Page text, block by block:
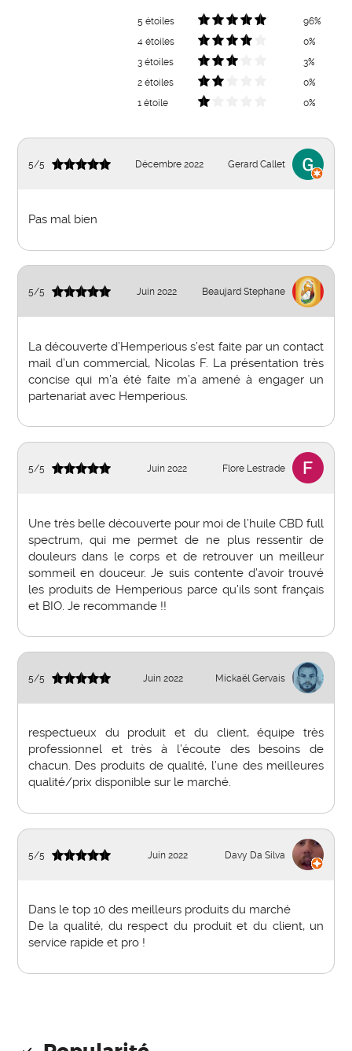
5 étoiles
96%
4 étoiles
0%
3 étoiles
3%
2 étoiles
0%
1 étoile
0%
5/5 Décembre 2022 Gerard Callet
Pas mal bien
5/5 Juin 2022 Beaujard Stephane
La découverte d’Hemperious s’est faite par un contact
mail d’un commercial, Nicolas F. La présentation très
concise qui m’a été faite m’a amené à engager un
partenariat avec Hemperious.
5/5 Juin 2022 Flore Lestrade
Une très belle découverte pour moi de l’huile CBD full
spectrum, qui me permet de ne plus ressentir de
douleurs dans le corps et de retrouver un meilleur
sommeil en douceur. Je suis contente d’avoir trouvé
les produits de Hemperious parce qu’ils sont français
et BIO. Je recommande !!
5/5 Juin 2022 Mickaël Gervais
respectueux du produit et du client, équipe très
professionnel et très à l’écoute des besoins de
chacun. Des produits de qualité, l’une des meilleures
qualité/prix disponible sur le marché.
5/5 Juin 2022 Davy Da Silva
Dans le top 10 des meilleurs produits du marché
De la qualité, du respect du produit et du client, un
service rapide et pro !